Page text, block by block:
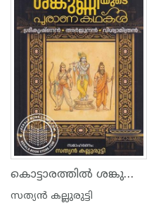
കൊട്ടാരത്തിൽ ശങ്കുണ്ണിയുടെ പുരാണ കഥകൾ
സത്യന്‍ കല്ലുരുട്ടി